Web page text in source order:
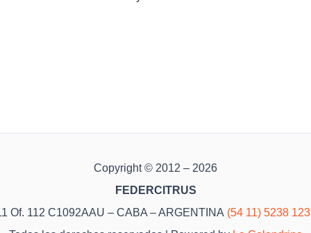
Copyright © 2012 – 2026
FEDERCITRUS
Of. 112 C1092AAU – CABA – ARGENTINA (54 11) 5238